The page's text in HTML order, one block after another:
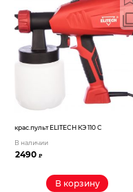
крас.пульт ELITECH КЭ 110 С
В наличии
2490₽
В корзину